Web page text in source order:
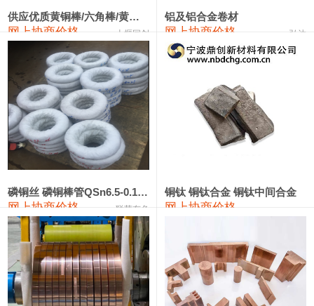
1#电解锰 18,800—19,000 18,900
1#铬 60,000—82,000
2202#硅 14,100—14,300
553#硅 9,200—9,400 9,300
3303#硅 10,300—10,500 10,400
441#硅 9,500—9,700
金属硅553#-331# 10,000 0
漆包线 111,610—115,610 113,610
磷铜合金 110,400—117,200 113,800 1,050
无氧铜丝(硬) 109,350—109,650 109,500
供应优质黄铜棒/六角棒/黄铜方板
网上协商价格 十堰同创
铝及铝合金卷材
网上协商价格 弘达
磷铜丝 磷铜棒管QSn6.5-0.1 7-0.2 8-0.3
网上协商价格 联荣有色
铜钛 铜钛合金 铜钛中间合金
网上协商价格